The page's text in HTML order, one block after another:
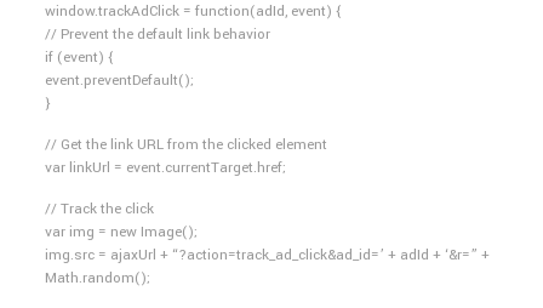
window.trackAdClick = function(adId, event) {
// Prevent the default link behavior
if (event) {
event.preventDefault();
}
// Get the link URL from the clicked element
var linkUrl = event.currentTarget.href;
// Track the click
var img = new Image();
img.src = ajaxUrl + “?action=track_ad_click&ad_id=’ + adId + ‘&r=” +
Math.random();